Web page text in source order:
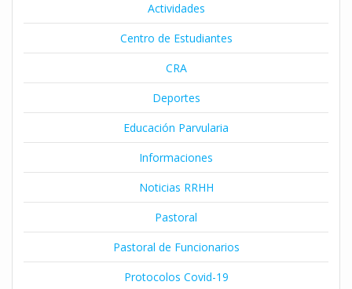
Actividades
Centro de Estudiantes
CRA
Deportes
Educación Parvularia
Informaciones
Noticias RRHH
Pastoral
Pastoral de Funcionarios
Protocolos Covid-19